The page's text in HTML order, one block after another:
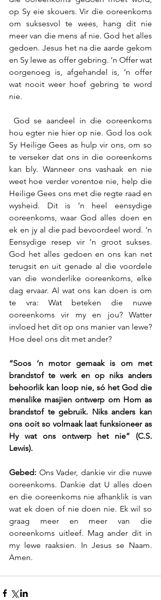
op Sy eie skouers. Vir die ooreenkoms
om suksesvol te wees, hang dit nie
meer van die mens af nie. God het alles
gedoen. Jesus het na die aarde gekom
en Sy lewe as offer gebring. ’n Offer wat
oorgenoeg is, afgehandel is, ‘n offer
wat nooit weer hoef gebring te word
nie.
hou egter nie hier op nie. God los ook
Sy Heilige Gees as hulp vir ons, om so
te verseker dat ons in die ooreenkoms
kan bly. Wanneer ons vashaak en nie
weet hoe verder vorentoe nie, help die
Heilige Gees ons met die regte raad en
wysheid. Dit is ’n heel eensydige
ooreenkoms, waar God alles doen en
ek en jy al die pad bevoordeel word. ’n
Eensydige resep vir ’n groot sukses.
God het alles gedoen en ons kan net
terugsit en uit genade al die voordele
van die wonderlike ooreenkoms, elke
dag ervaar. Al wat ons kan doen is om
te vra: Wat beteken die nuwe
ooreenkoms vir my en jou? Watter
invloed het dit op ons manier van lewe?
Hoe deel ons dit met ander?
“Soos ‘n motor gemaak is om met
brandstof te werk en op niks anders
behoorlik kan loop nie, só het God die
menslike masjien ontwerp om Hom as
brandstof te gebruik. Niks anders kan
ons ooit so volmaak laat funksioneer as
Hy wat ons ontwerp het nie” (C.S.
Lewis).
Gebed: Ons Vader, dankie vir die nuwe
ooreenkoms. Dankie dat U alles doen
en die ooreenkoms nie afhanklik is van
wat ek doen of nie doen nie. Ek wil so
graag meer en meer van die
ooreenkoms uitleef. Mag ander dit in
my lewe raaksien. In Jesus se Naam.
Amen.